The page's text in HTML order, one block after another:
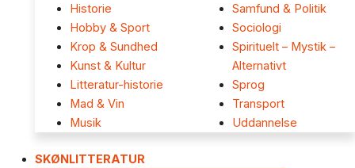
Historie
Hobby & Sport
Krop & Sundhed
Kunst & Kultur
Litteratur-historie
Mad & Vin
Musik
Samfund & Politik
Sociologi
Spirituelt – Mystik –
Alternativt
Sprog
Transport
Uddannelse
SKØNLITTERATUR